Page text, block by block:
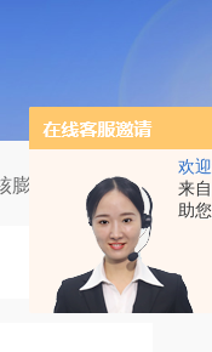
欢迎
来
助
膨胀仪 DIL L75